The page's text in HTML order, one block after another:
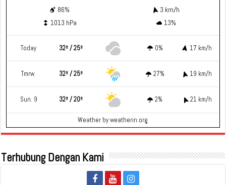
86%
3 km/h
1013 hPa
13%
Today 32º / 25º 0% 17 km/h
Tmrw. 32º / 25º 27% 19 km/h
Sun. 9 32º / 20º 2% 21 km/h
Weather by weatherin.org
Terhubung Dengan Kami